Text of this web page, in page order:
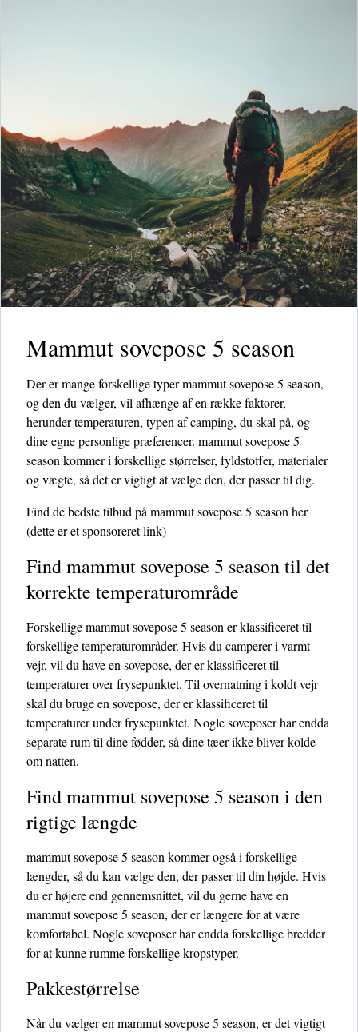
Mammut sovepose 5 season
Der er mange forskellige typer mammut sovepose 5 season,
og den du vælger, vil afhænge af en række faktorer,
herunder temperaturen, typen af ​​camping, du skal på, og
dine egne personlige præferencer. mammut sovepose 5
season kommer i forskellige størrelser, fyldstoffer, materialer
og vægte, så det er vigtigt at vælge den, der passer til dig.
Find de bedste tilbud på mammut sovepose 5 season her
(dette er et sponsoreret link)
Find mammut sovepose 5 season til det
korrekte temperaturområde
Forskellige mammut sovepose 5 season er klassificeret til
forskellige temperaturområder. Hvis du camperer i varmt
vejr, vil du have en sovepose, der er klassificeret til
temperaturer over frysepunktet. Til overnatning i koldt vejr
skal du bruge en sovepose, der er klassificeret til
temperaturer under frysepunktet. Nogle soveposer har endda
separate rum til dine fødder, så dine tæer ikke bliver kolde
om natten.
Find mammut sovepose 5 season i den
rigtige længde
mammut sovepose 5 season kommer også i forskellige
længder, så du kan vælge den, der passer til din højde. Hvis
du er højere end gennemsnittet, vil du gerne have en
mammut sovepose 5 season, der er længere for at være
komfortabel. Nogle soveposer har endda forskellige bredder
for at kunne rumme forskellige kropstyper.
Pakkestørrelse
Når du vælger en mammut sovepose 5 season, er det vigtigt